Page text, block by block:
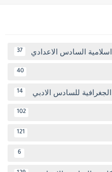
اسلامية السادس الاعدادي 37
40
الجغرافية للسادس الادبي 14
102
121
6